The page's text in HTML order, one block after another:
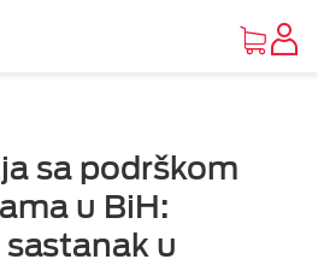
sa podrškom
u BiH:
u